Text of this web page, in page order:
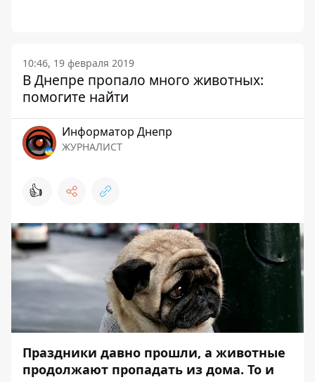
10:46, 19 февраля 2019
В Днепре пропало много животных:
помогите найти
Информатор Днепр
ЖУРНАЛИСТ
👍
Праздники давно прошли, а животные
продолжают пропадать из дома. То и